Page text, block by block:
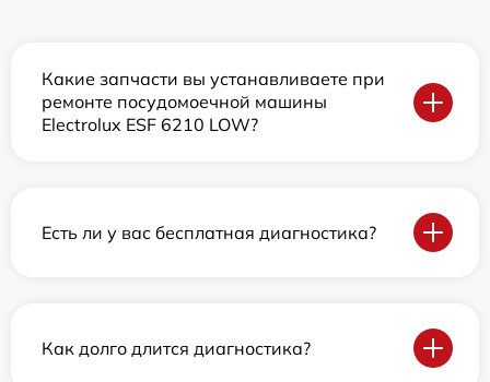
Какие запчасти вы устанавливаете при
ремонте посудомоечной машины
Electrolux ESF 6210 LOW?
Есть ли у вас бесплатная диагностика?
Как долго длится диагностика?